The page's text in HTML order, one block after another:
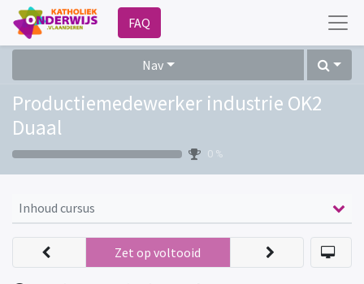
FAQ
Nav
Productiemedewerker industrie OK2
Duaal
0 %
Inhoud cursus
Zet op voltooid